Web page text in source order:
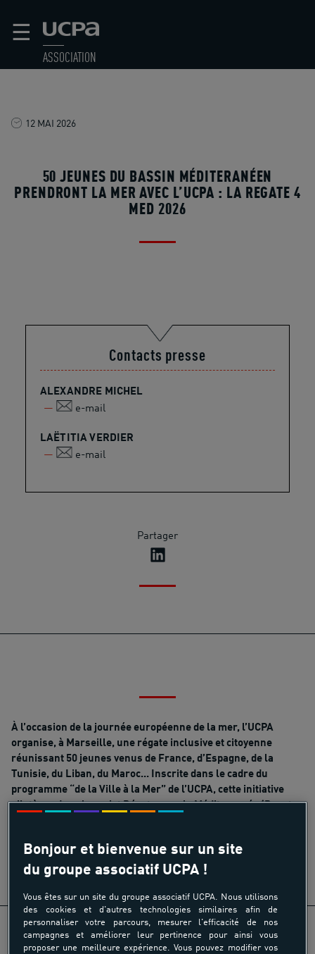
☰
ASSOCIATION
12 MAI 2026
50 JEUNES DU BASSIN MÉDITERANÉEN
PRENDRONT LA MER AVEC L’UCPA : LA REGATE 4
MED 2026
Contacts presse
ALEXANDRE MICHEL
e-mail
LAËTITIA VERDIER
e-mail
Partager
À l’occasion de la journée européenne de la mer, l’UCPA
organise, à Marseille, une régate inclusive et citoyenne
réunissant 50 jeunes venus de France, d’Espagne, de la
Tunisie, du Liban, du Maroc... Inscrite dans le cadre du
programme “de la Ville à la Mer” de l’UCPA, cette initiative
s’intègre dans le projet Régate pour la Méditerranée (Regate
Bonjour et bienvenue sur un site
du groupe associatif UCPA !
Vous êtes sur un site du groupe associatif UCPA. Nous utilisons
des cookies et d'autres technologies similaires afin de
personnaliser votre parcours, mesurer l'efficacité de nos
campagnes et améliorer leur pertinence pour ainsi vous
proposer une meilleure expérience. Vous pouvez modifier vos